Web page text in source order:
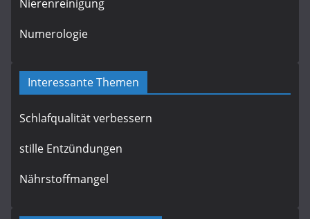
Nierenreinigung
Numerologie
Interessante Themen
Schlafqualität verbessern
stille Entzündungen
Nährstoffmangel